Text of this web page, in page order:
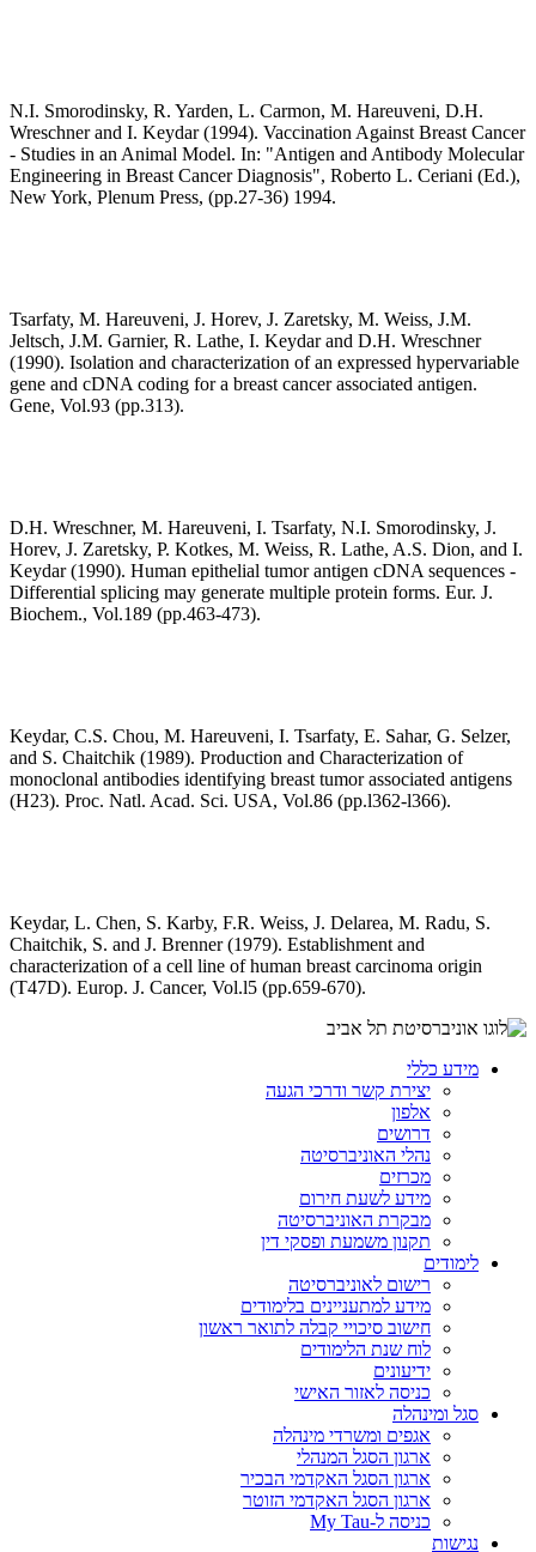
N.I. Smorodinsky, R. Yarden, L. Carmon, M. Hareuveni, D.H.
Wreschner and I. Keydar (1994). Vaccination Against Breast Cancer
- Studies in an Animal Model. In: "Antigen and Antibody Molecular
Engineering in Breast Cancer Diagnosis", Roberto L. Ceriani (Ed.),
New York, Plenum Press, (pp.27-36) 1994.
Tsarfaty, M. Hareuveni, J. Horev, J. Zaretsky, M. Weiss, J.M.
Jeltsch, J.M. Garnier, R. Lathe, I. Keydar and D.H. Wreschner
(1990). Isolation and characterization of an expressed hypervariable
gene and cDNA coding for a breast cancer associated antigen.
Gene, Vol.93 (pp.313).
D.H. Wreschner, M. Hareuveni, I. Tsarfaty, N.I. Smorodinsky, J.
Horev, J. Zaretsky, P. Kotkes, M. Weiss, R. Lathe, A.S. Dion, and I.
Keydar (1990). Human epithelial tumor antigen cDNA sequences -
Differential splicing may generate multiple protein forms. Eur. J.
Biochem., Vol.189 (pp.463-473).
Keydar, C.S. Chou, M. Hareuveni, I. Tsarfaty, E. Sahar, G. Selzer,
and S. Chaitchik (1989). Production and Characterization of
monoclonal antibodies identifying breast tumor associated antigens
(H23). Proc. Natl. Acad. Sci. USA, Vol.86 (pp.l362-l366).
Keydar, L. Chen, S. Karby, F.R. Weiss, J. Delarea, M. Radu, S.
Chaitchik, S. and J. Brenner (1979). Establishment and
characterization of a cell line of human breast carcinoma origin
(T47D). Europ. J. Cancer, Vol.l5 (pp.659-670).
מידע כללי
יצירת קשר ודרכי הגעה
אלפון
דרושים
נהלי האוניברסיטה
מכרזים
מידע לשעת חירום
מבקרת האוניברסיטה
תקנון משמעת ופסקי דין
לימודים
רישום לאוניברסיטה
מידע למתעניינים בלימודים
חישוב סיכויי קבלה לתואר ראשון
לוח שנת הלימודים
ידיעונים
כניסה לאזור האישי
סגל ומינהלה
אגפים ומשרדי מינהלה
ארגון הסגל המנהלי
ארגון הסגל האקדמי הבכיר
ארגון הסגל האקדמי הזוטר
כניסה ל-My Tau
נגישות